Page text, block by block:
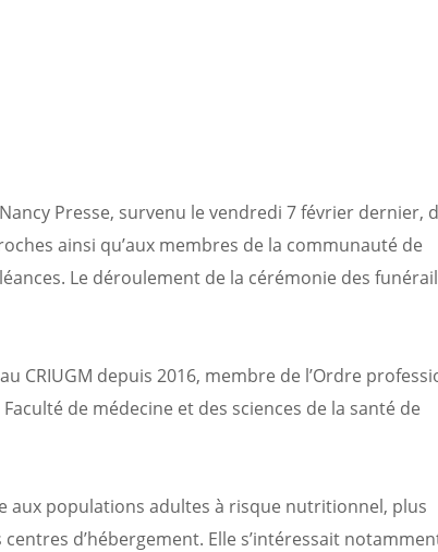
Presse, survenu le vendredi 7 février dernier,
ainsi qu’aux membres de la communauté de
Le déroulement de la cérémonie des
depuis 2016, membre de l’Ordre
de médecine et des sciences de la santé de
populations adultes à risque nutritionnel, plus
d’hébergement. Elle s’intéressait